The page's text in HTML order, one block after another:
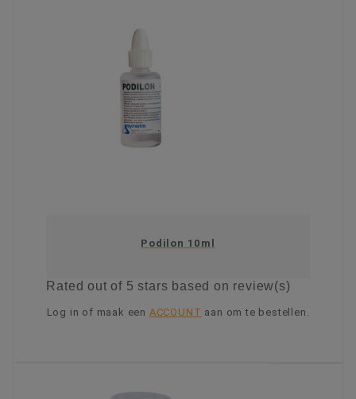
Podilon 10ml
Ratedout of 5 stars based on review(s)
Log in of maak een ACCOUNT aan om te bestellen.